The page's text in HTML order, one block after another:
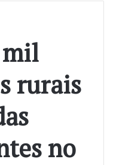
mil
rurais
no